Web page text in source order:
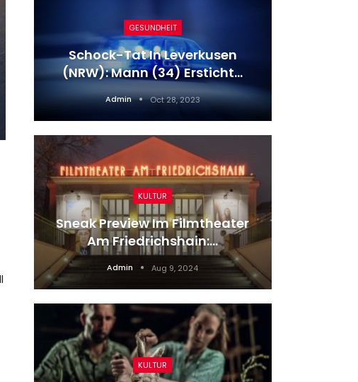
GESUNDHEIT
Schock-Tat In Leverkusen
(NRW): Mann (34) Ersticht…
Admin Oct 28, 2023
KULTUR
Sneak Preview Im Filmtheater
Am Friedrichshain:…
Admin Aug 9, 2024
KULTUR